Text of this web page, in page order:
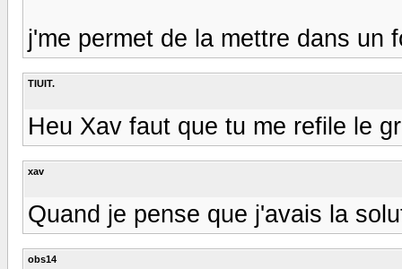
j'me permet de la mettre dans un
TIUIT.
Heu Xav faut que tu me refile le
xav
Quand je pense que j'avais la
obs14